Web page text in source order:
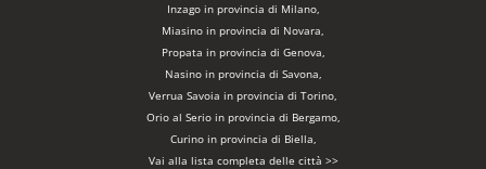
Inzago in provincia di Milano,
Miasino in provincia di Novara,
Propata in provincia di Genova,
Nasino in provincia di Savona,
Verrua Savoia in provincia di Torino,
Orio al Serio in provincia di Bergamo,
Curino in provincia di Biella,
Vai alla lista completa delle città >>